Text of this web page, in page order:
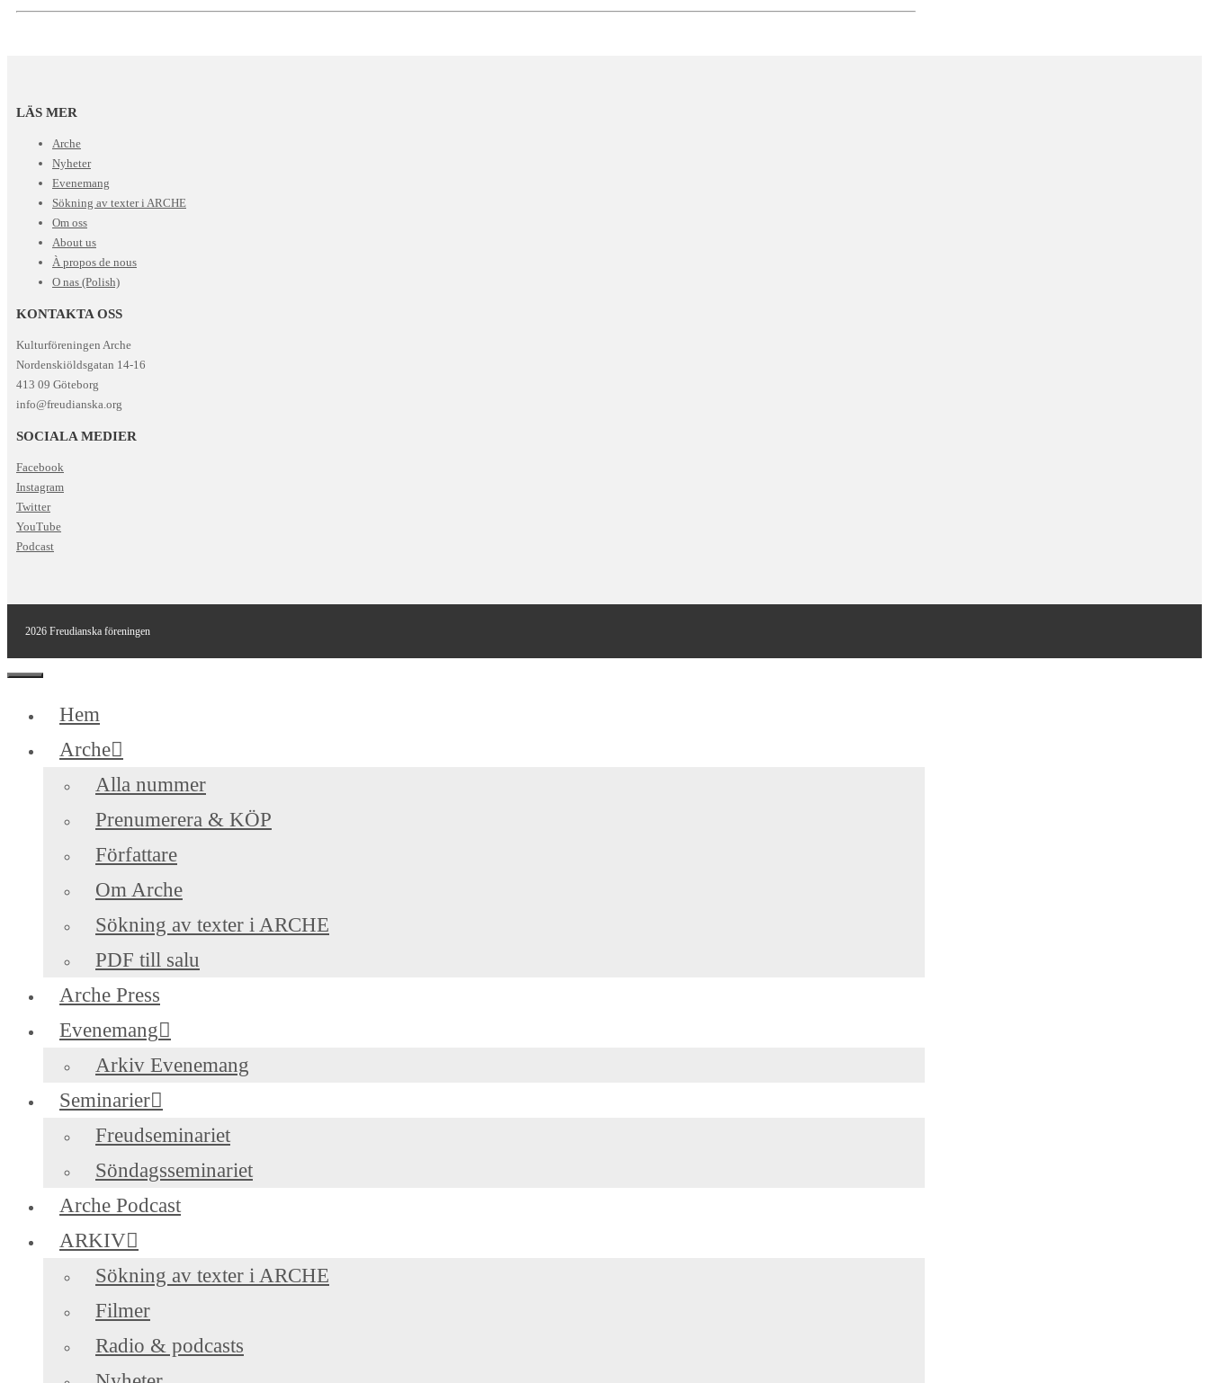
LÄS MER
Arche
Nyheter
Evenemang
Sökning av texter i ARCHE
Om oss
About us
À propos de nous
O nas (Polish)
KONTAKTA OSS
Kulturföreningen Arche
Nordenskiöldsgatan 14-16
413 09 Göteborg
info@freudianska.org
SOCIALA MEDIER
Facebook
Instagram
Twitter
YouTube
Podcast
2026 Freudianska föreningen
Stäng
Hem
Arche
Alla nummer
Prenumerera & KÖP
Författare
Om Arche
Sökning av texter i ARCHE
PDF till salu
Arche Press
Evenemang
Arkiv Evenemang
Seminarier
Freudseminariet
Söndagsseminariet
Arche Podcast
ARKIV
Sökning av texter i ARCHE
Filmer
Radio & podcasts